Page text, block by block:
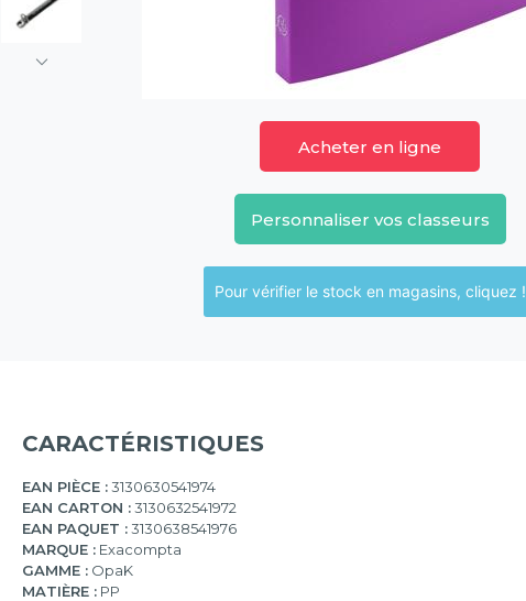
Acheter en ligne
Personnaliser vos classeurs
Pour vérifier le stock en magasins, cliquez !
CARACTÉRISTIQUES
EAN PIÈCE :3130630541974
EAN CARTON :3130632541972
EAN PAQUET :3130638541976
MARQUE : Exacompta
GAMME : OpaK
MATIÈRE : PP